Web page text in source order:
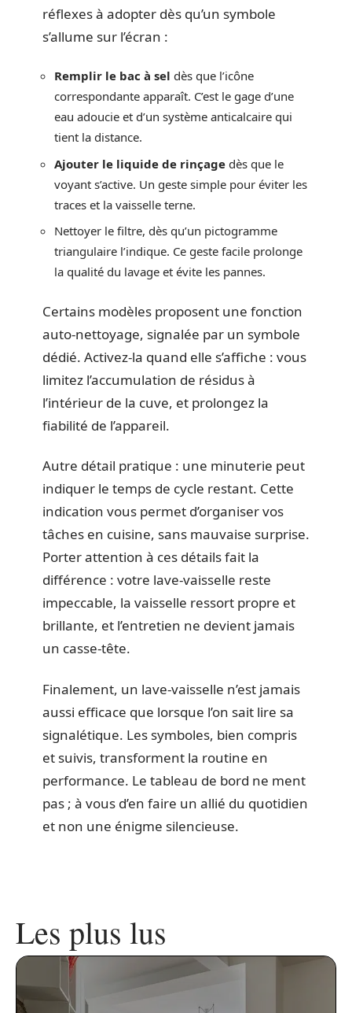
réflexes à adopter dès qu’un symbole
s’allume sur l’écran :
Remplir le bac à sel dès que l’icône
correspondante apparaît. C’est le gage d’une
eau adoucie et d’un système anticalcaire qui
tient la distance.
Ajouter le liquide de rinçage dès que le
voyant s’active. Un geste simple pour éviter les
traces et la vaisselle terne.
Nettoyer le filtre, dès qu’un pictogramme
triangulaire l’indique. Ce geste facile prolonge
la qualité du lavage et évite les pannes.
Certains modèles proposent une fonction
auto-nettoyage, signalée par un symbole
dédié. Activez-la quand elle s’affiche : vous
limitez l’accumulation de résidus à
l’intérieur de la cuve, et prolongez la
fiabilité de l’appareil.
Autre détail pratique : une minuterie peut
indiquer le temps de cycle restant. Cette
indication vous permet d’organiser vos
tâches en cuisine, sans mauvaise surprise.
Porter attention à ces détails fait la
différence : votre lave-vaisselle reste
impeccable, la vaisselle ressort propre et
brillante, et l’entretien ne devient jamais
un casse-tête.
Finalement, un lave-vaisselle n’est jamais
aussi efficace que lorsque l’on sait lire sa
signalétique. Les symboles, bien compris
et suivis, transforment la routine en
performance. Le tableau de bord ne ment
pas ; à vous d’en faire un allié du quotidien
et non une énigme silencieuse.
Les plus lus